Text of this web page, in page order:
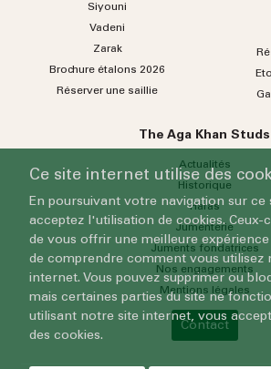
Siyouni
Vadeni
Zarak
Brochure étalons 2026
Réserver une saillie
The Aga Khan Studs
Actualités
Historique
Haras
Jumenterie
Juments fondatrices
Nos engagements
Mentions légales
Contact
Ce site internet utilise des
En poursuivant votre navigation sur ce
acceptez l'utilisation de cookies. Ceux-
de vous offrir une meilleure
de comprendre comment vous utilisez
internet. Vous pouvez supprimer ou
mais certaines parties du site ne
utilisant notre site internet, vous
des cookies.